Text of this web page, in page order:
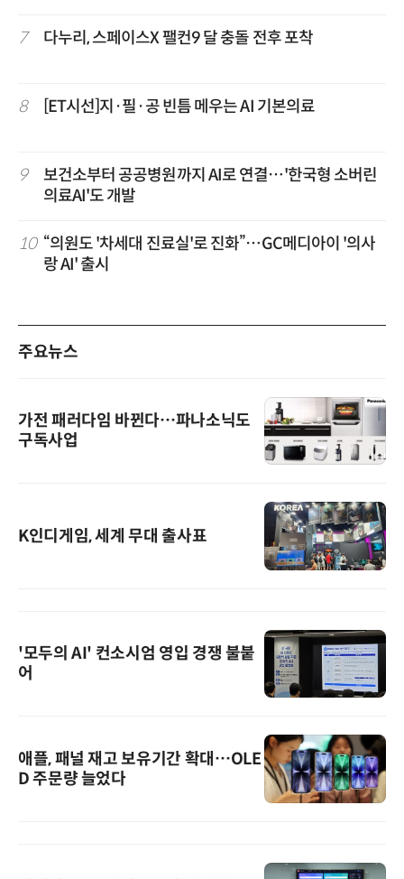
7 다누리, 스페이스X 팰컨9 달 충돌 전후 포착
8 [ET시선]지·필·공 빈틈 메우는 AI 기본의료
9
보건소부터 공공병원까지 AI로 연결…'한국형 소버린
의료AI'도 개발
10 “의원도 '차세대 진료실'로 진화”…GC메디아이 '의사
랑 AI' 출시
주요뉴스
가전 패러다임 바뀐다…파나소닉도
구독사업
K인디게임, 세계 무대 출사표
'모두의 AI' 컨소시엄 영입 경쟁 불붙
어
애플, 패널 재고 보유기간 확대…OLE
D 주문량 늘었다